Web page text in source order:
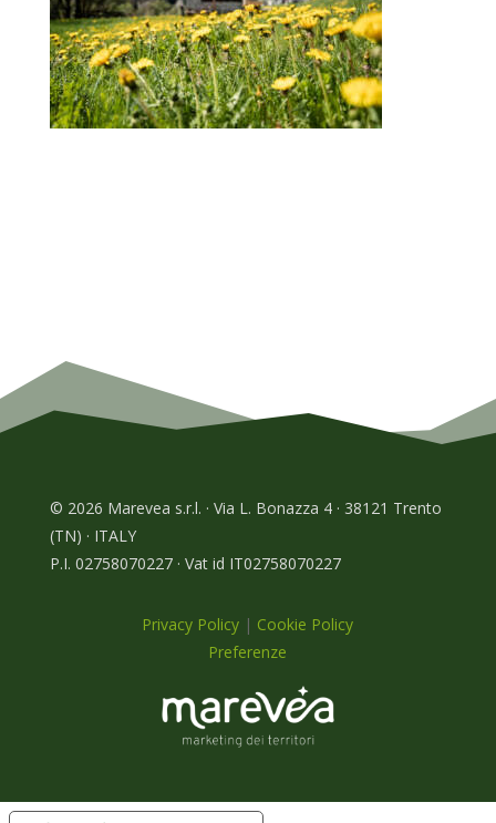
© 2026 Marevea s.r.l. · Via L. Bonazza 4 · 38121 Trento
(TN) · ITALY
P.I. 02758070227 · Vat id IT02758070227
Privacy Policy | Cookie Policy
Preferenze